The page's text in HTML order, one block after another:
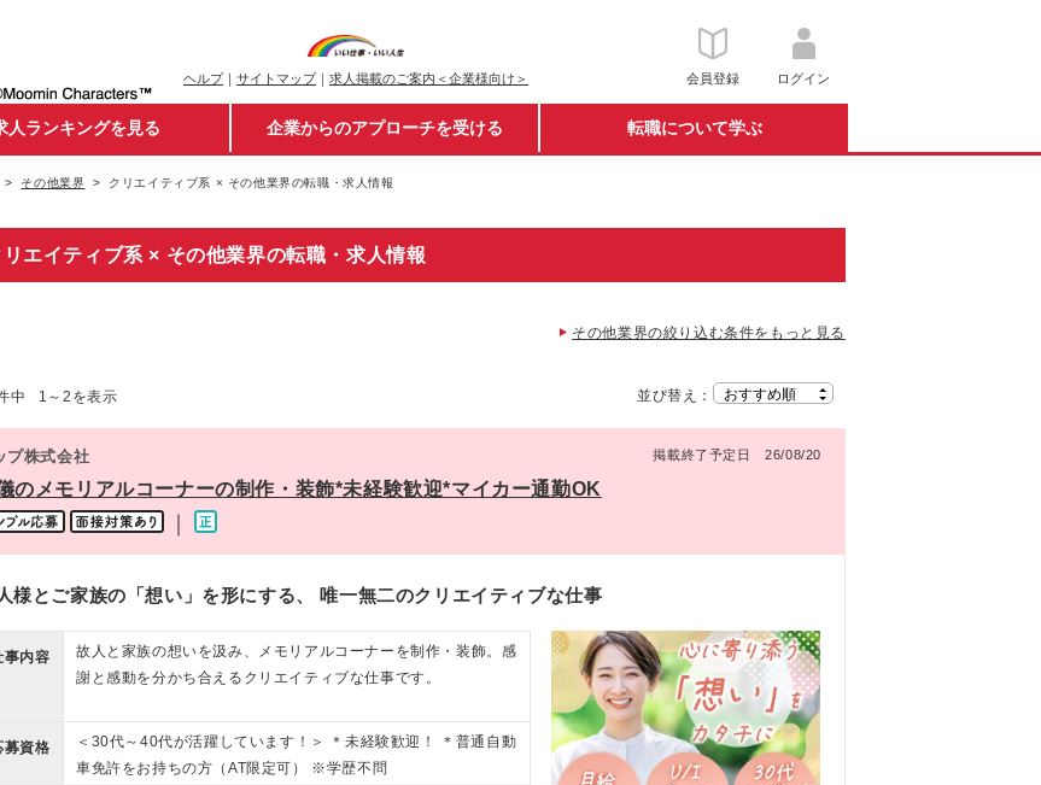
ヘルプ｜ サイトマップ｜ 求人掲載のご案内＜企業様向け＞ 会員登録 ログイン
人ランキングを見る 企業からのアプローチを受ける 転職について学ぶ
その他業界 クリエイティブ系 × その他業界の転職・求人情報
リエイティブ系 × その他業界の転職・求人情報
その他業界の絞り込む条件をもっと見る
中 1 ～2 を表示 並び替え：
プ株式会社 掲載終了予定日 26/08/20
のメモリアルコーナーの制作・装飾*未経験歓迎*マイカー通勤OK
様とご家族の「想い」を形にする、 唯一無二のクリエイティブな仕事
事内容
故人と家族の想いを汲み、メモリアルコーナーを制作・装飾。感
謝と感動を分かち合えるクリエイティブな仕事です。
募資格
＜30代～40代が活躍しています！＞ ＊未経験歓迎！ ＊普通自動
車免許をお持ちの方（AT限定可） ※学歴不問